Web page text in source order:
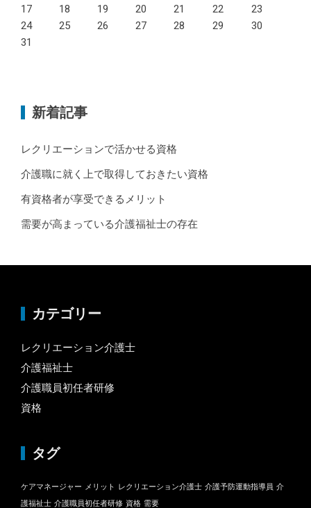
17
18 19 20 21 22
23
24
25 26 27 28 29
30
31
新着記事
レクリエーションで活かせる資格
介護職に就く上で取得しておきたい資格
有資格者が享受できるメリット
需要が高まっている介護福祉士の存在
カテゴリー
レクリエーション介護士
介護福祉士
介護職員初任者研修
資格
タグ
ケアマネージャー メリット レクリエーション介護士 介護予防運動指導員 介
護福祉士 介護職員初任者研修 資格 需要